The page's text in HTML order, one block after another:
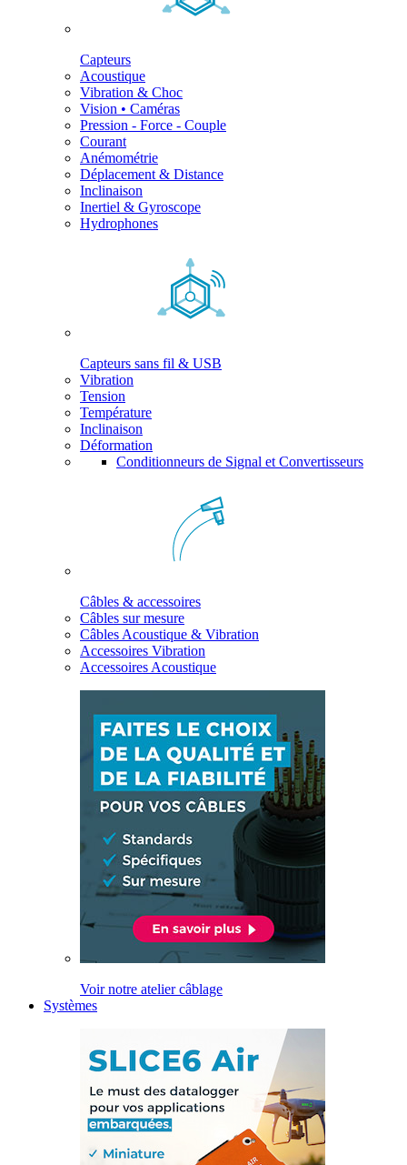
Capteurs
Acoustique
Vibration & Choc
Vision • Caméras
Pression - Force - Couple
Courant
Anémométrie
Déplacement & Distance
Inclinaison
Inertiel & Gyroscope
Hydrophones
Capteurs sans fil & USB
Vibration
Tension
Température
Inclinaison
Déformation
Conditionneurs de Signal et Convertisseurs
Câbles & accessoires
Câbles sur mesure
Câbles Acoustique & Vibration
Accessoires Vibration
Accessoires Acoustique
Voir notre atelier câblage
Systèmes